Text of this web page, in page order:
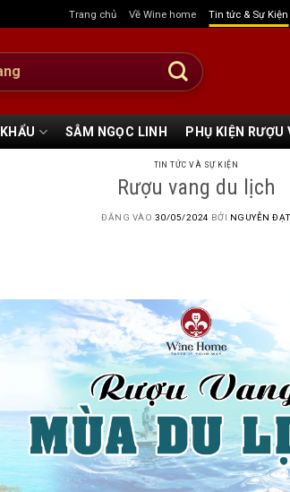
Trang chủ Về Wine home Tin tức & Sự Kiện
SÂM NGỌC LINH PHỤ KIỆN RƯỢU
TIN TỨC VÀ SỰ KIỆN
Rượu vang du lịch
ĐĂNG VÀO 30/05/2024 BỞI NGUYỄN ĐẠT